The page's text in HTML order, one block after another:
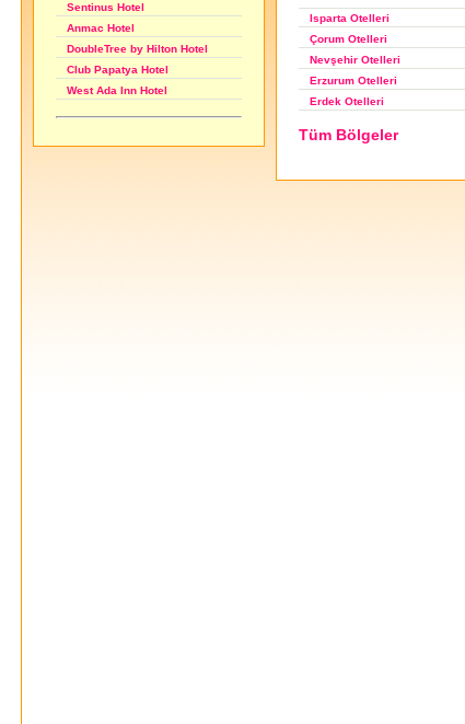
Sentinus Hotel
Anmac Hotel
DoubleTree by Hilton Hotel
Club Papatya Hotel
West Ada Inn Hotel
Isparta Otelleri
Çorum Otelleri
Nevşehir Otelleri
Erzurum Otelleri
Erdek Otelleri
Tüm Bölgeler